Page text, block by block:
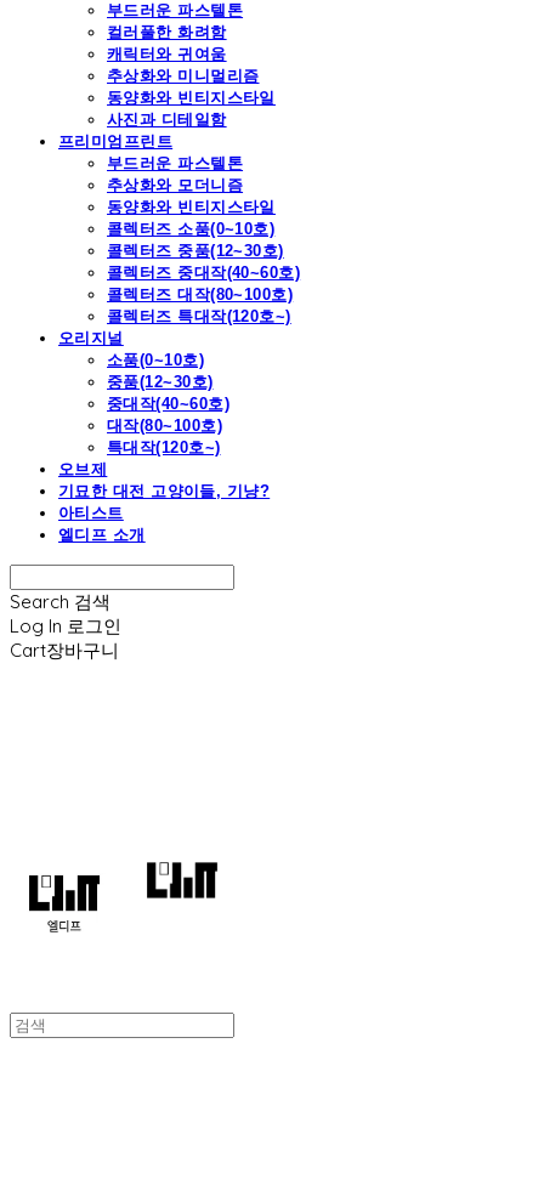
부드러운 파스텔톤
컬러풀한 화려함
캐릭터와 귀여움
추상화와 미니멀리즘
동양화와 빈티지스타일
사진과 디테일함
프리미엄프린트
부드러운 파스텔톤
추상화와 모더니즘
동양화와 빈티지스타일
콜렉터즈 소품(0~10호)
콜렉터즈 중품(12~30호)
콜렉터즈 중대작(40~60호)
콜렉터즈 대작(80~100호)
콜렉터즈 특대작(120호~)
오리지널
소품(0~10호)
중품(12~30호)
중대작(40~60호)
대작(80~100호)
특대작(120호~)
오브제
기묘한 대전 고양이들, 기냥?
아티스트
엘디프 소개
Search 검색
Log In 로그인
Cart장바구니